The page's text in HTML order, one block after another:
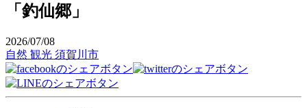
「釣仙郷」
2026/07/08
自然 観光 須賀川市